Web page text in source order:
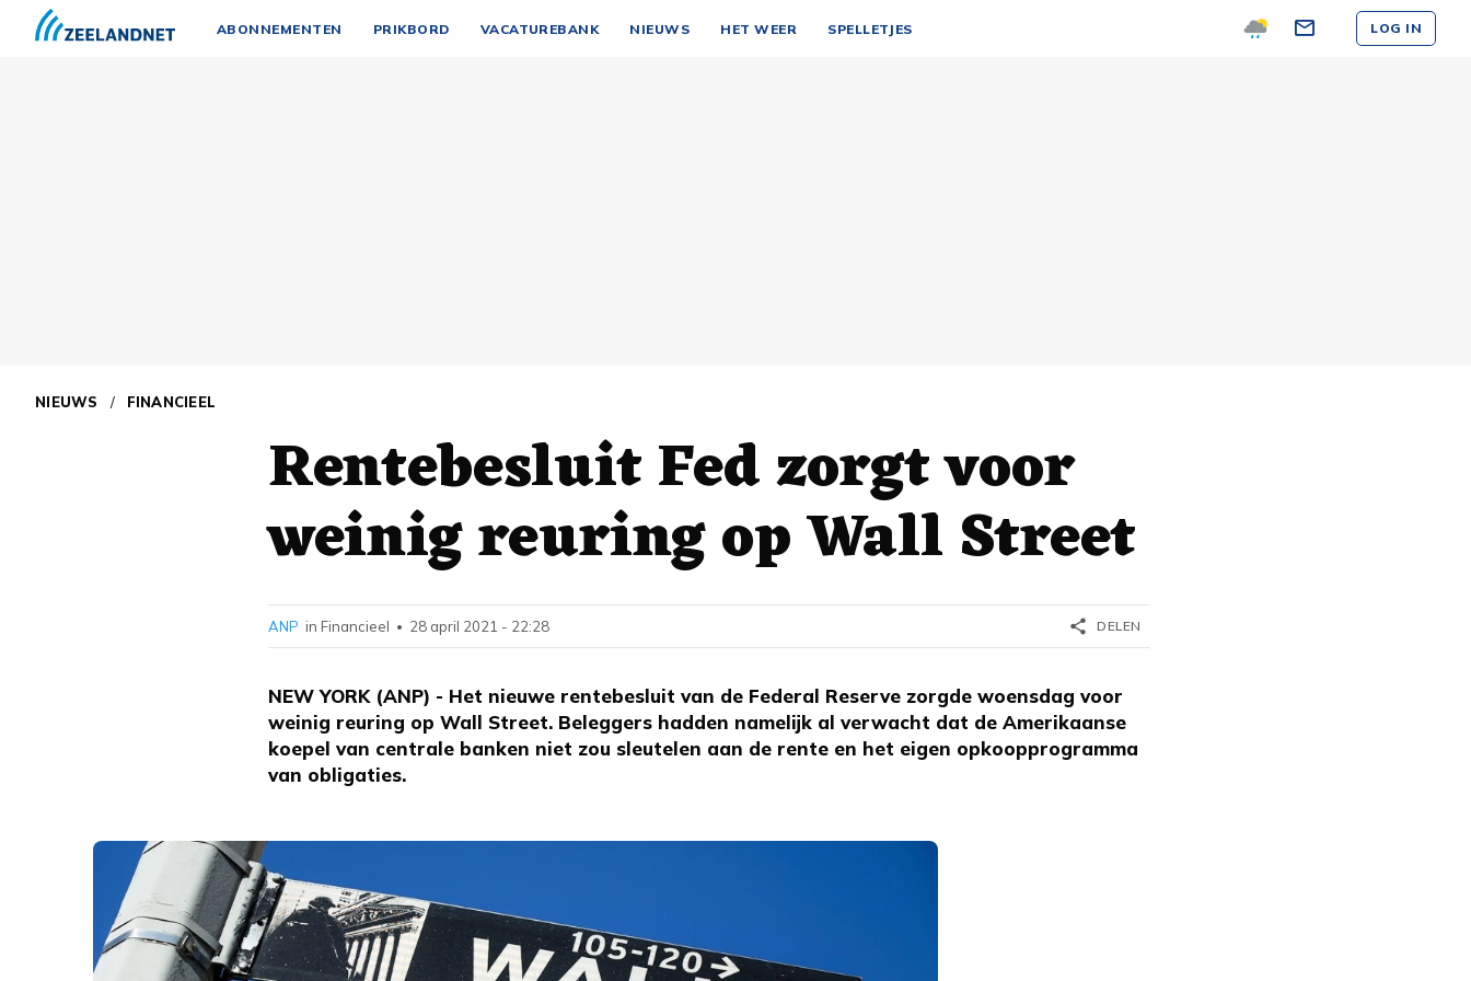
ABONNEMENTEN PRIKBORD VACATUREBANK NIEUWS HET WEER SPELLETJES LOG IN
NIEUWS / FINANCIEEL
Rentebesluit Fed zorgt voor
weinig reuring op Wall Street
NEW YORK (ANP) - Het nieuwe rentebesluit van de Federal Reserve zorgde woensdag voor
weinig reuring op Wall Street. Beleggers hadden namelijk al verwacht dat de Amerikaanse
koepel van centrale banken niet zou sleutelen aan de rente en het eigen opkoopprogramma
van obligaties.
ANP in Financieel • 28 april 2021 - 22:28 share DELEN